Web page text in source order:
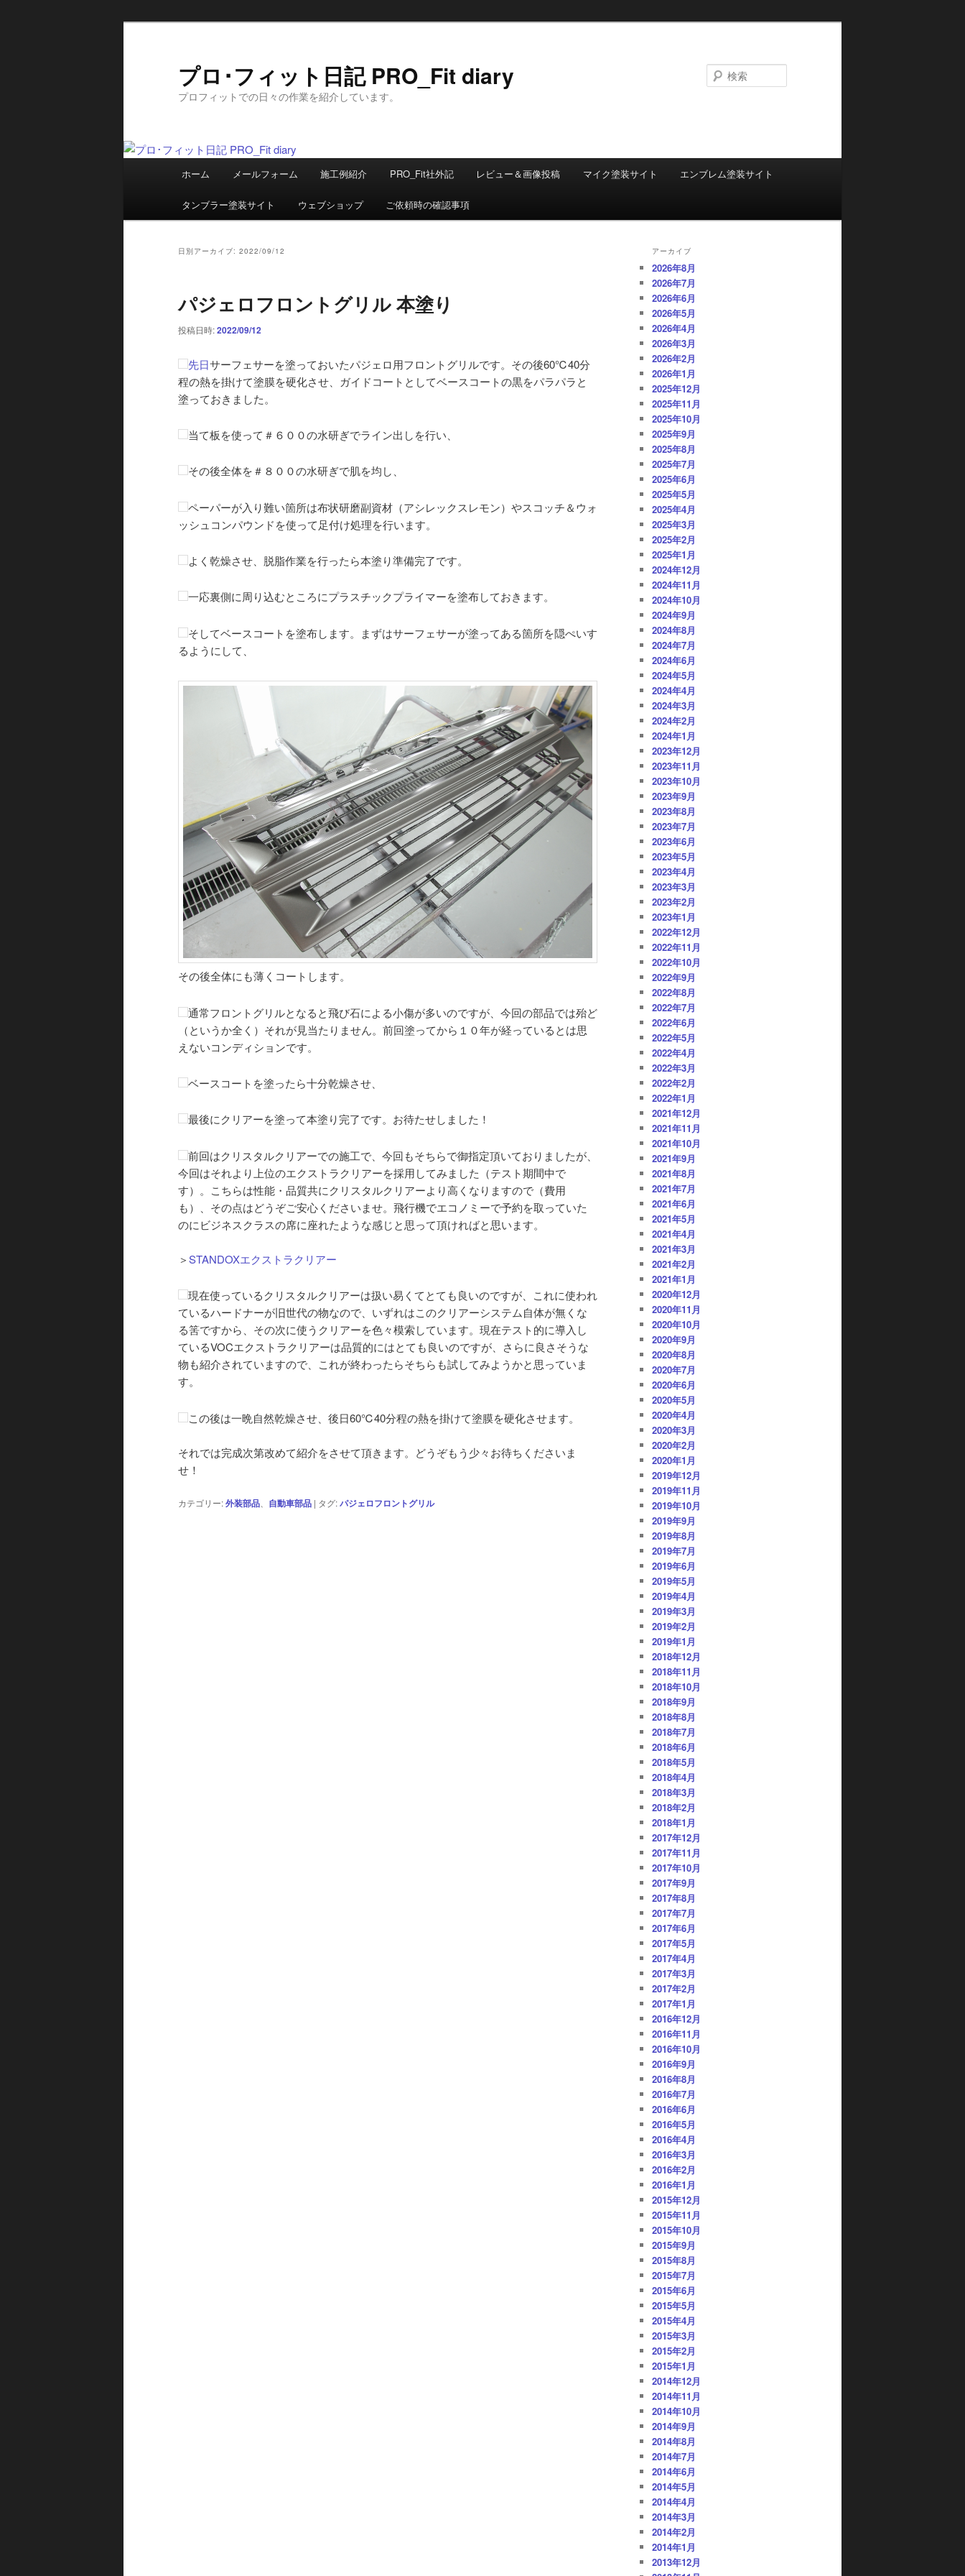
プロ･フィット日記 PRO_Fit diary
プロフィットでの日々の作業を紹介しています。
メ
ホーム メールフォーム 施工例紹介 PRO_Fit社外記 レビュー＆画像投稿 マイク塗装サイト エンブレム塗装サイト
タンブラー塗装サイト ウェブショップ ご依頼時の確認事項
日別アーカイブ: 2022/09/12
パジェロフロントグリル 本塗り
投稿日時:2022/09/12
先日サーフェサーを塗っておいたパジェロ用フロントグリルです。その後60℃40分
程の熱を掛けて塗膜を硬化させ、ガイドコートとしてベースコートの黒をパラパラと
塗っておきました。
当て板を使って＃６００の水研ぎでライン出しを行い、
その後全体を＃８００の水研ぎで肌を均し、
ペーパーが入り難い箇所は布状研磨副資材（アシレックスレモン）やスコッチ＆ウォ
ッシュコンパウンドを使って足付け処理を行います。
よく乾燥させ、脱脂作業を行ったら本塗り準備完了です。
一応裏側に周り込むところにプラスチックプライマーを塗布しておきます。
そしてベースコートを塗布します。まずはサーフェサーが塗ってある箇所を隠ぺいす
るようにして、
その後全体にも薄くコートします。
通常フロントグリルとなると飛び石による小傷が多いのですが、今回の部品では殆ど
（というか全く）それが見当たりません。前回塗ってから１０年が経っているとは思
えないコンディションです。
ベースコートを塗ったら十分乾燥させ、
最後にクリアーを塗って本塗り完了です。お待たせしました！
前回はクリスタルクリアーでの施工で、今回もそちらで御指定頂いておりましたが、
今回はそれより上位のエクストラクリアーを採用してみました（テスト期間中で
す）。こちらは性能・品質共にクリスタルクリアーより高くなりますので（費用
も）、その点はどうぞご安心くださいませ。飛行機でエコノミーで予約を取っていた
のにビジネスクラスの席に座れたような感じと思って頂ければと思います。
＞STANDOXエクストラクリアー
現在使っているクリスタルクリアーは扱い易くてとても良いのですが、これに使われ
ているハードナーが旧世代の物なので、いずれはこのクリアーシステム自体が無くな
る筈ですから、その次に使うクリアーを色々模索しています。現在テスト的に導入し
ているVOCエクストラクリアーは品質的にはとても良いのですが、さらに良さそうな
物も紹介されていますので、これが終わったらそちらも試してみようかと思っていま
す。
この後は一晩自然乾燥させ、後日60℃40分程の熱を掛けて塗膜を硬化させます。
それでは完成次第改めて紹介をさせて頂きます。どうぞもう少々お待ちくださいま
せ！
カテゴリー:外装部品 自動車部品 | タグ:パジェロフロントグリル
アーカイブ
2026年8月
2026年7月
2026年6月
2026年5月
2026年4月
2026年3月
2026年2月
2026年1月
2025年12月
2025年11月
2025年10月
2025年9月
2025年8月
2025年7月
2025年6月
2025年5月
2025年4月
2025年3月
2025年2月
2025年1月
2024年12月
2024年11月
2024年10月
2024年9月
2024年8月
2024年7月
2024年6月
2024年5月
2024年4月
2024年3月
2024年2月
2024年1月
2023年12月
2023年11月
2023年10月
2023年9月
2023年8月
2023年7月
2023年6月
2023年5月
2023年4月
2023年3月
2023年2月
2023年1月
2022年12月
2022年11月
2022年10月
2022年9月
2022年8月
2022年7月
2022年6月
2022年5月
2022年4月
2022年3月
2022年2月
2022年1月
2021年12月
2021年11月
2021年10月
2021年9月
2021年8月
2021年7月
2021年6月
2021年5月
2021年4月
2021年3月
2021年2月
2021年1月
2020年12月
2020年11月
2020年10月
2020年9月
2020年8月
2020年7月
2020年6月
2020年5月
2020年4月
2020年3月
2020年2月
2020年1月
2019年12月
2019年11月
2019年10月
2019年9月
2019年8月
2019年7月
2019年6月
2019年5月
2019年4月
2019年3月
2019年2月
2019年1月
2018年12月
2018年11月
2018年10月
2018年9月
2018年8月
2018年7月
2018年6月
2018年5月
2018年4月
2018年3月
2018年2月
2018年1月
2017年12月
2017年11月
2017年10月
2017年9月
2017年8月
2017年7月
2017年6月
2017年5月
2017年4月
2017年3月
2017年2月
2017年1月
2016年12月
2016年11月
2016年10月
2016年9月
2016年8月
2016年7月
2016年6月
2016年5月
2016年4月
2016年3月
2016年2月
2016年1月
2015年12月
2015年11月
2015年10月
2015年9月
2015年8月
2015年7月
2015年6月
2015年5月
2015年4月
2015年3月
2015年2月
2015年1月
2014年12月
2014年11月
2014年10月
2014年9月
2014年8月
2014年7月
2014年6月
2014年5月
2014年4月
2014年3月
2014年2月
2014年1月
2013年12月